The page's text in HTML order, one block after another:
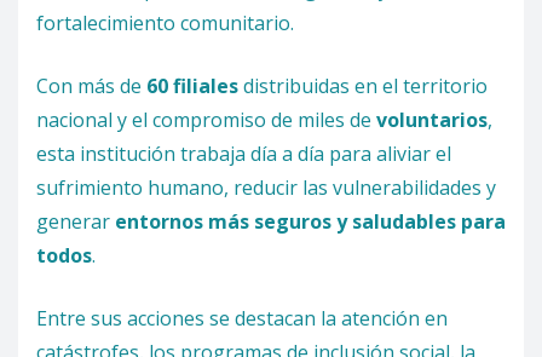
fortalecimiento comunitario.
Con más de 60 filialesdistribuidas en el territorio
nacional y el compromiso de miles de voluntarios,
esta institución trabaja día a día para aliviar el
sufrimiento humano, reducir las vulnerabilidades y
generar entornos más seguros y saludables para
todos.
Entre sus acciones se destacan la atención en